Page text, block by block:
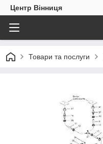
Центр Вінниця
Товари та послуги